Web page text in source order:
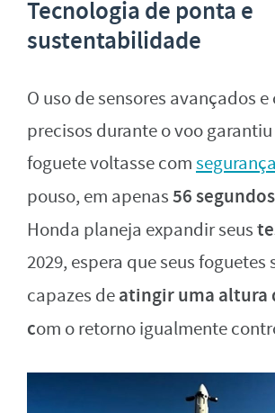
Tecnologia de ponta e
sustentabilidade
O uso de sensores avançados
precisos durante o voo
foguete voltasse comsegurança
pouso, em apenas56
Honda planeja expandir seus
2029, espera que seus foguetes
capazes deatingir uma altura
com o retorno igualmente